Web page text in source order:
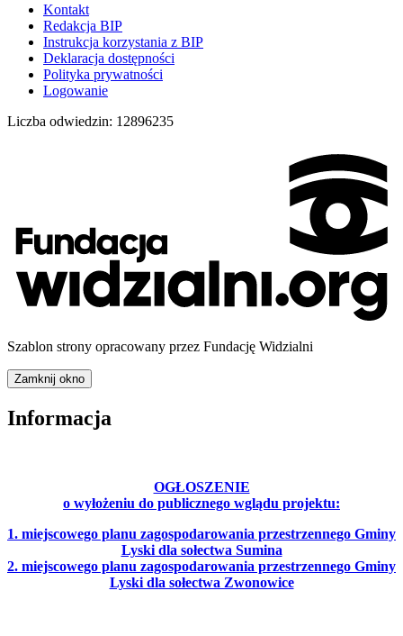
Kontakt
Redakcja BIP
Instrukcja korzystania z BIP
Deklaracja dostępności
Polityka prywatności
Logowanie
Liczba odwiedzin: 12896235
Szablon strony opracowany przez Fundację Widzialni
Zamknij okno
Informacja
OGŁOSZENIE
o wyłożeniu do publicznego wglądu projektu:
1. miejscowego planu zagospodarowania przestrzennego Gminy
Lyski dla sołectwa Sumina
2. miejscowego planu zagospodarowania przestrzennego Gminy
Lyski dla sołectwa Zwonowice